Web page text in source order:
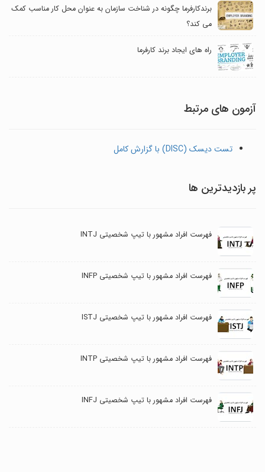
برندکارفرما چگونه در شناخت سازمان به عنوان محل کار مناسب کمک
می کند؟
راه های ایجاد برند کارفرما
آزمون های مرتبط
تست دیسک (DISC) با گزارش کامل
پر بازدیدترین ها
فهرست افراد مشهور با تیپ شخصیتی INTJ
فهرست افراد مشهور با تیپ شخصیتی INFP
فهرست افراد مشهور با تیپ شخصیتی ISTJ
فهرست افراد مشهور با تیپ شخصیتی INTP
فهرست افراد مشهور با تیپ شخصیتی INFJ